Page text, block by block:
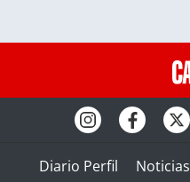
Diario Perfil Noticias